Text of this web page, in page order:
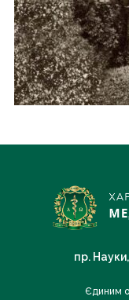
пр.
Єдиним